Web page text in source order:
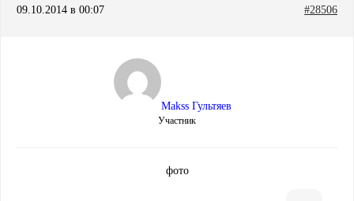
09.10.2014 в 00:07 #28506
Makss Гультяев
Участник
фото